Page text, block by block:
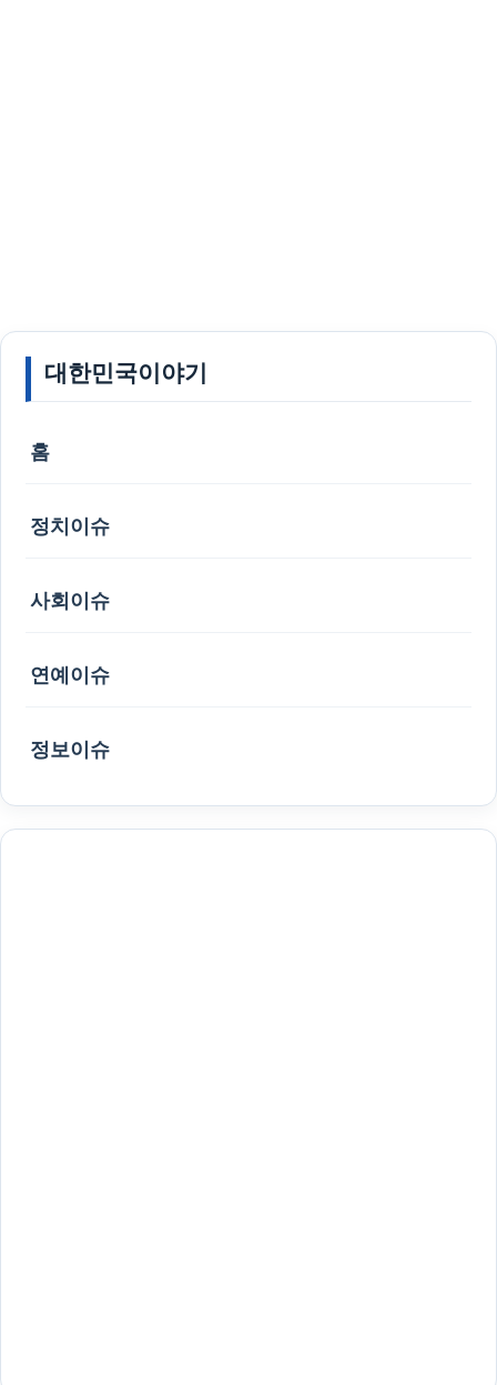
대한민국이야기
홈
정치이슈
사회이슈
연예이슈
정보이슈